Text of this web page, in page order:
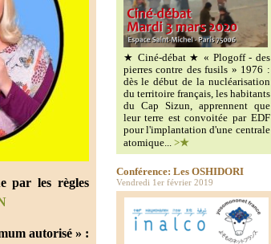
par les règles
autorisé » :
★ Ciné-débat ★ « Plogoff - des
pierres contre des fusils » 1976 :
dès le début de la nucléarisation
du territoire français, les habitants
du Cap Sizun, apprennent que
leur terre est convoitée par EDF
pour l'implantation d'une centrale
atomique... >★
Conférence: Les OSHIDORI
Vendredi 1er février 2019